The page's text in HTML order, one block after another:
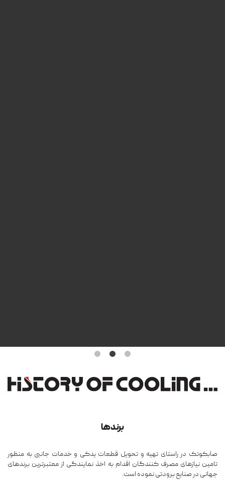
برندها
صابکوتک در راستای تهیه و تحویل قطعات یدکی و خدمات جانبی به منظور
تامین نیازهای مصرف کنندگان اقدام به اخذ نمایندگی از معتبرترین برندهای
جهانی در صنایع برودتی نموده است.